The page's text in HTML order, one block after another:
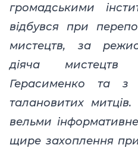
громадськими
відбувся при
мистецтв, за
діяча мистецтв
Герасименко та з
талановитих
вельми
щире захоплення